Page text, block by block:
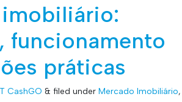
funcionamento
práticas
CashGO & filed under Mercado Imobiliário,